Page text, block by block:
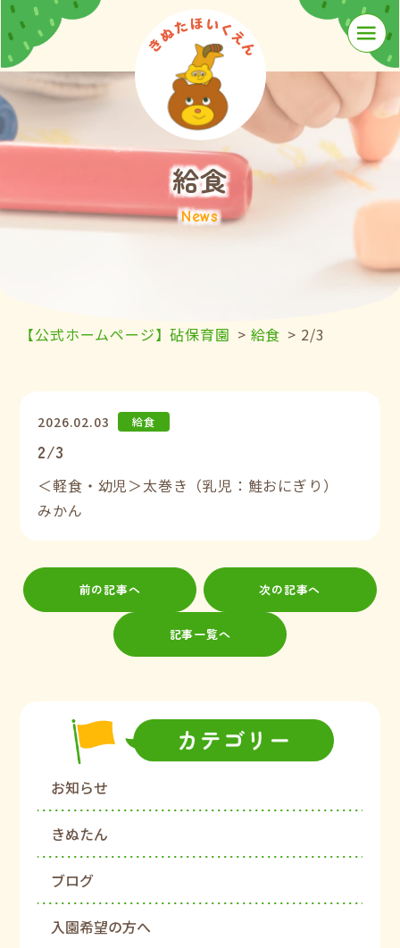
≡
給食
News
【公式ホームページ】砧保育園 > 給食 > 2/3
2026.02.03 給食
2/3
＜軽食・幼児＞太巻き（乳児：鮭おにぎり）
みかん
前の記事へ
記事一覧へ
次の記事へ
お知らせ
きぬたん
ブログ
入園希望の方へ